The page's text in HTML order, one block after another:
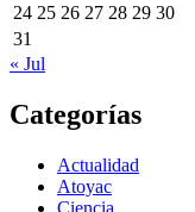
24 25 26 27 28 29 30
31
« Jul
Categorías
Actualidad
Atoyac
Ciencia